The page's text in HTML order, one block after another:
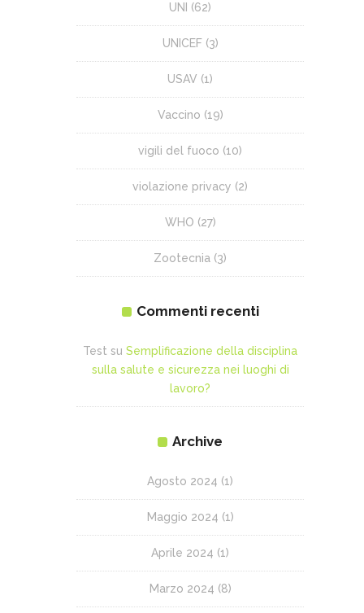
UNI (62)
UNICEF(3)
USAV (1)
Vaccino (19)
vigili del fuoco (10)
violazione privacy (2)
WHO (27)
Zootecnia (3)
Commenti recenti
Test su Semplificazione della disciplina
sulla salute e sicurezza nei luoghi di
lavoro?
Archive
Agosto 2024 (1)
Maggio 2024 (1)
Aprile 2024 (1)
Marzo 2024 (8)